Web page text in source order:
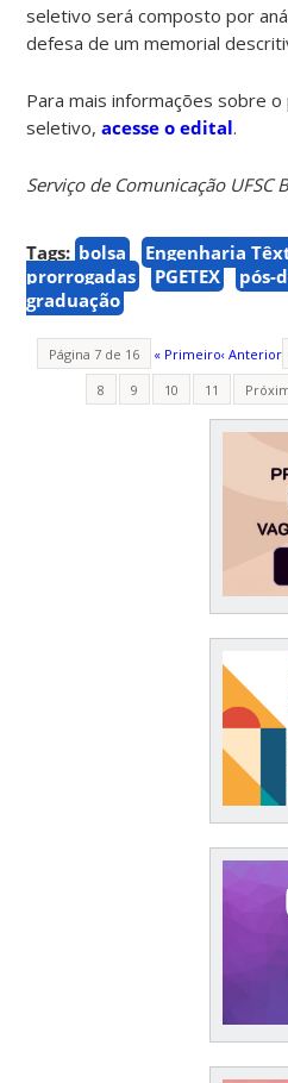
seletivo será composto por
defesa de um memorial
Para mais informações sobre
seletivo,acesse o edital.
Serviço de Comunicação UFSC
Tags: bolsa Engenharia
prorrogadas
PGETEX pós-
graduação
Página 7 de 16 « Primeiro‹ Anterior
8
9 10 11